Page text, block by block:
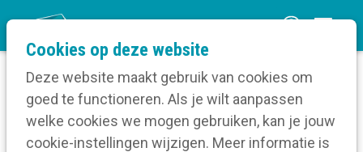
Cookies op deze website
Deze website maakt gebruik van cookies om
goed te functioneren. Als je wilt aanpassen
welke cookies we mogen gebruiken, kan je jouw
cookie-instellingen wijzigen. Meer informatie is
n
m
Home
Blog
Welke evolutie onderging de